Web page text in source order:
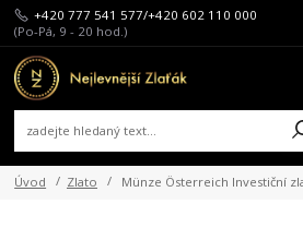
+420 777 541 577/+420 602 110 000
(Po-Pá, 9 - 20 hod.)
Úvod Zlato Münze Österreich Investiční